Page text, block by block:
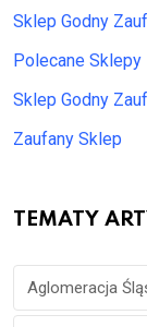
Sklep Godny
Polecane Sklepy
Sklep Godny
Zaufany Sklep
TEMATY
Aglomeracja